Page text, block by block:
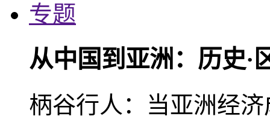
专题
从中国到亚洲：历史·
柄谷行人：当亚洲经